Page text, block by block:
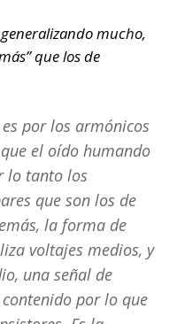
mucho,
que los de
por los armónicos
el oído humando
lo tanto los
que son los de
la forma de
voltajes medios, y
una señal de
por lo que